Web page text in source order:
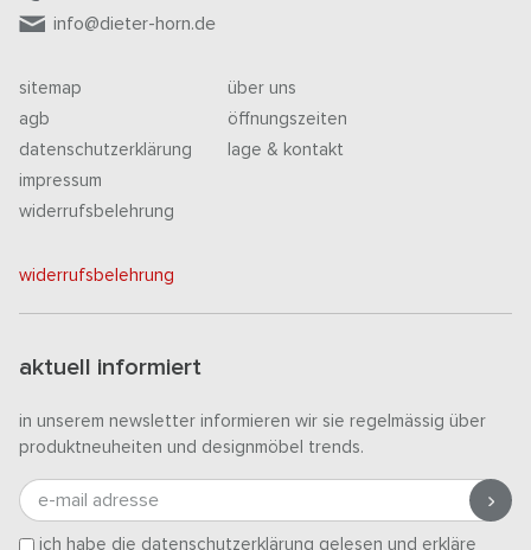
info@dieter-horn.de
sitemap
agb
datenschutzerklärung
impressum
widerrufsbelehrung
über uns
öffnungszeiten
lage & kontakt
widerrufsbelehrung
aktuell informiert
in unserem newsletter informieren wir sie regelmässig über
produktneuheiten und designmöbel trends.
e-mail adresse
ich habe die datenschutzerklärung gelesen und erkläre